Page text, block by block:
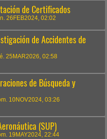
de Certificados
26FEB2024, 02:02
de Accidentes de
25MAR2026, 02:58
de Búsqueda y
10NOV2024, 03:26
(SUP)
19MAY2024, 22:44